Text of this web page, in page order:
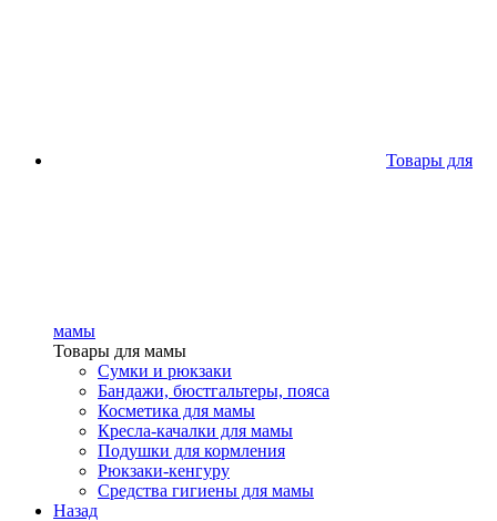
Товары для
мамы
Товары для мамы
Сумки и рюкзаки
Бандажи, бюстгальтеры, пояса
Косметика для мамы
Кресла-качалки для мамы
Подушки для кормления
Рюкзаки-кенгуру
Средства гигиены для мамы
Назад